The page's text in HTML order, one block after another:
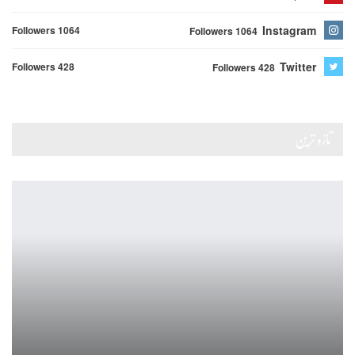
Instagram
Followers 1064
Followers 1064
Twitter
Followers 428
Followers 428